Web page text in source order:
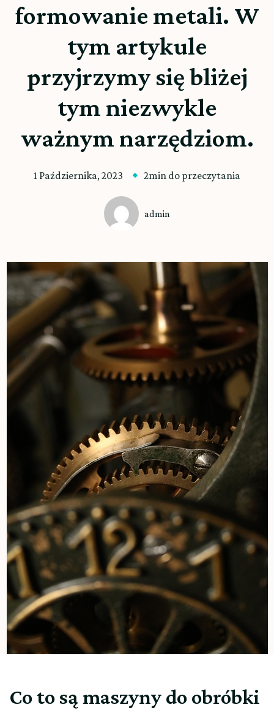
formowanie metali. W
tym artykule
przyjrzymy się bliżej
tym niezwykle
ważnym narzędziom.
1 Października, 2023 2min do przeczytania
admin
Co to są maszyny do obróbki